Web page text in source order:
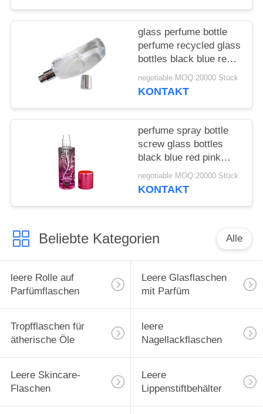
glass perfume bottle
perfume recycled glass
bottles black blue red
pink green cap plastic
and metal
negotiable MOQ:20000 Stück
KONTAKT
perfume spray bottle
screw glass bottles
black blue red pink
green cap plastic and
metal
negotiable MOQ:20000 Stück
KONTAKT
Beliebte Kategorien Alle
leere Rolle auf
Parfümflaschen
Leere Glasflaschen
mit Parfüm
Tropfflaschen für
ätherische Öle
leere
Nagellackflaschen
Leere Skincare-
Flaschen
Leere
Lippenstiftbehälter